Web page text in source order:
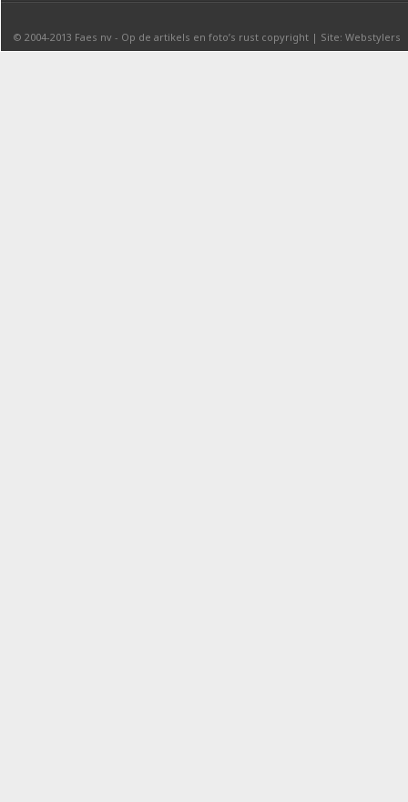
© 2004-2013 Faes nv - Op de artikels en foto’s rust copyright | Site: Webstylers